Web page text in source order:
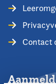
Contact